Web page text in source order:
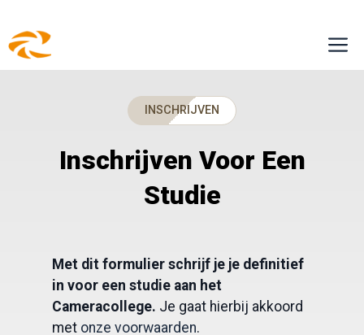
Ga
naar
de
INSCHRIJVEN
Inschrijven Voor Een
Studie
Met dit formulier schrijf je je definitief
in voor een studie aan het
Cameracollege. Je gaat hierbij akkoord
met onze voorwaarden.